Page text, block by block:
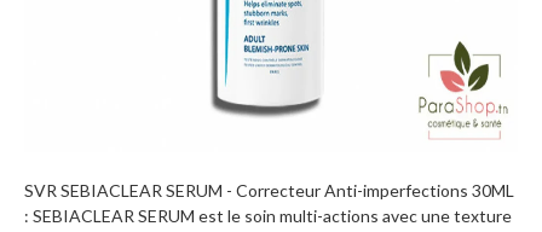
SVR SEBIACLEAR SERUM - Correcteur Anti-imperfections 30ML
: SEBIACLEAR SERUM est le soin multi-actions avec une texture